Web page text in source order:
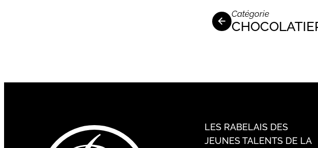
Catégorie
LES RABELAIS DES
JEUNES TALENTS DE LA